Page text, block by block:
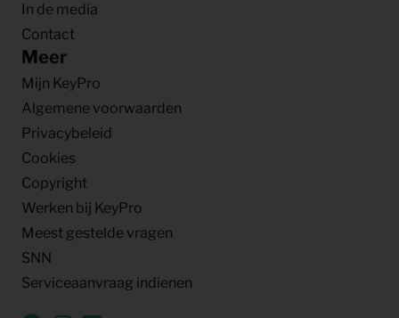
In de media
Contact
Meer
Mijn KeyPro
Algemene voorwaarden
Privacybeleid
Cookies
Copyright
Werken bij KeyPro
Meest gestelde vragen
SNN
Serviceaanvraag indienen